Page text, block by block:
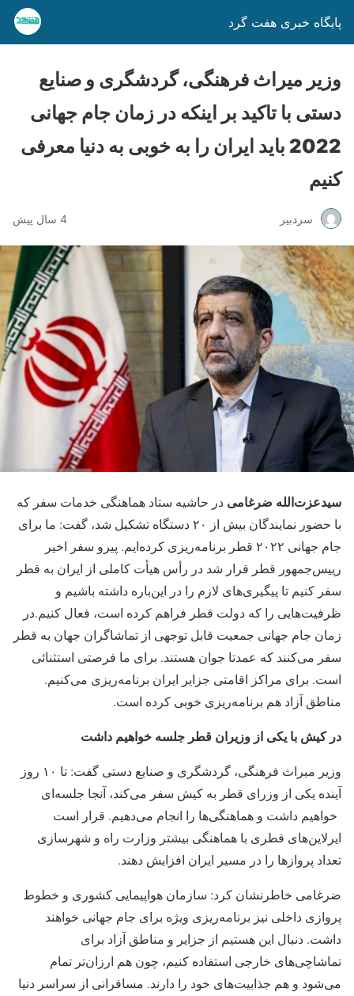
پایگاه خبری هفت گرد
وزیر میراث فرهنگی، گردشگری و صنایع
دستی با تاکید بر اینکه در زمان جام جهانی
2022 باید ایران را به خوبی به دنیا معرفی
کنیم
سردبیر 4 سال پیش
سیدعزت‌الله ضرغامی در حاشیه ستاد هماهنگی خدمات سفر که
با حضور نمایندگان بیش از ۲۰ دستگاه تشکیل شد، گفت: ما برای
جام جهانی ۲۰۲۲ قطر برنامه‌ریزی کرده‌ایم. پیرو سفر اخیر
رییس‌جمهور قطر قرار شد در رأس هیأت کاملی از ایران به قطر
سفر کنیم تا پیگیری‌های لازم را در این‌باره داشته باشیم و
ظرفیت‌هایی را که دولت قطر فراهم کرده است، فعال کنیم.در
زمان جام جهانی جمعیت قابل توجهی از تماشاگران جهان به قطر
سفر می‌کنند که عمدتا جوان هستند. برای ما فرصتی استثنائی
است. برای مراکز اقامتی جزایر ایران برنامه‌ریزی می‌کنیم.
مناطق آزاد هم برنامه‌ریزی خوبی کرده است.
در کیش با یکی از وزیران قطر جلسه خواهیم داشت
وزیر میراث فرهنگی، گردشگری و صنایع دستی گفت: تا ۱۰ روز
آینده یکی از وزرای قطر به کیش سفر می‌کند، آنجا جلسه‌ای
خواهیم داشت و هماهنگی‌ها را انجام می‌دهیم. قرار است
ایرلاین‌های قطری با هماهنگی بیشتر وزارت راه و شهرسازی
تعداد پروازها را در مسیر ایران افزایش دهند.
ضرغامی خاطرنشان کرد: سازمان هواپیمایی کشوری و خطوط
پروازی داخلی نیز برنامه‌ریزی ویژه برای جام جهانی خواهند
داشت. دنبال این هستیم از جزایر و مناطق آزاد برای
تماشاچی‌های خارجی استفاده کنیم، چون هم ارزان‌تر تمام
می‌شود و هم جذابیت‌های خود را دارند. مسافرانی از سراسر دنیا